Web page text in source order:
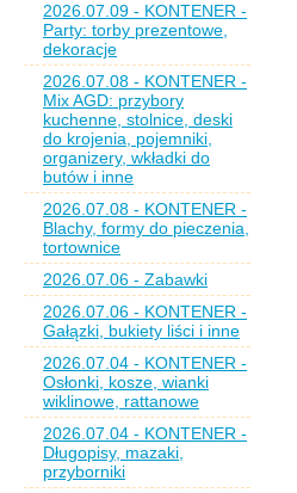
2026.07.09 - KONTENER -
Party: torby prezentowe,
dekoracje
2026.07.08 - KONTENER -
Mix AGD: przybory
kuchenne, stolnice, deski
do krojenia, pojemniki,
organizery, wkładki do
butów i inne
2026.07.08 - KONTENER -
Blachy, formy do pieczenia,
tortownice
2026.07.06 - Zabawki
2026.07.06 - KONTENER -
Gałązki, bukiety liści i inne
2026.07.04 - KONTENER -
Osłonki, kosze, wianki
wiklinowe, rattanowe
2026.07.04 - KONTENER -
Długopisy, mazaki,
przyborniki